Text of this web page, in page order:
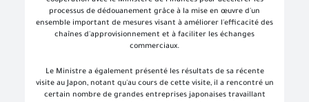
processus de dédouanement grâce à la mise en œuvre d'un
ensemble important de mesures visant à améliorer l'efficacité des
chaînes d'approvisionnement et à faciliter les échanges
commerciaux.
Le Ministre a également présenté les résultats de sa récente
visite au Japon, notant qu'au cours de cette visite, il a rencontré un
certain nombre de grandes entreprises japonaises travaillant